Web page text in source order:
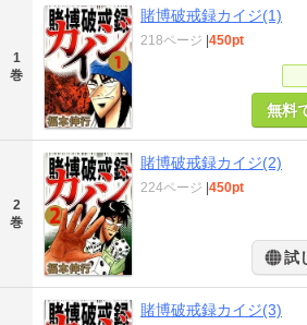
1
巻
賭博破戒録カイジ(1)
218ページ 450pt
無料
2
巻
賭博破戒録カイジ(2)
224ページ 450pt
試
賭博破戒録カイジ(3)